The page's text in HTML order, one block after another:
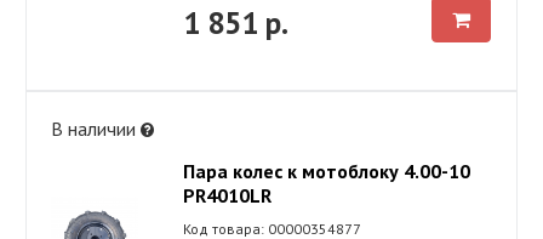
1 851 р.
В наличии
Пара колес к мотоблоку 4.00-10
PR4010LR
Код товара: 00000354877